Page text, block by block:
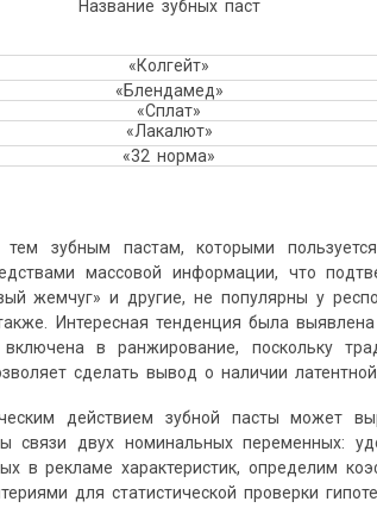
Название зубных паст
«Колгейт»
«Блендамед»
«Сплат»
«Лакалют»
«32 норма»
зубным пастам, которыми
массовой информации, что
жемчуг» и другие, не популярны у
Интересная тенденция была
в ранжирование, поскольку
сделать вывод о наличии
действием зубной пасты может
связи двух номинальных переменных:
в рекламе характеристик, определим
для статистической проверки